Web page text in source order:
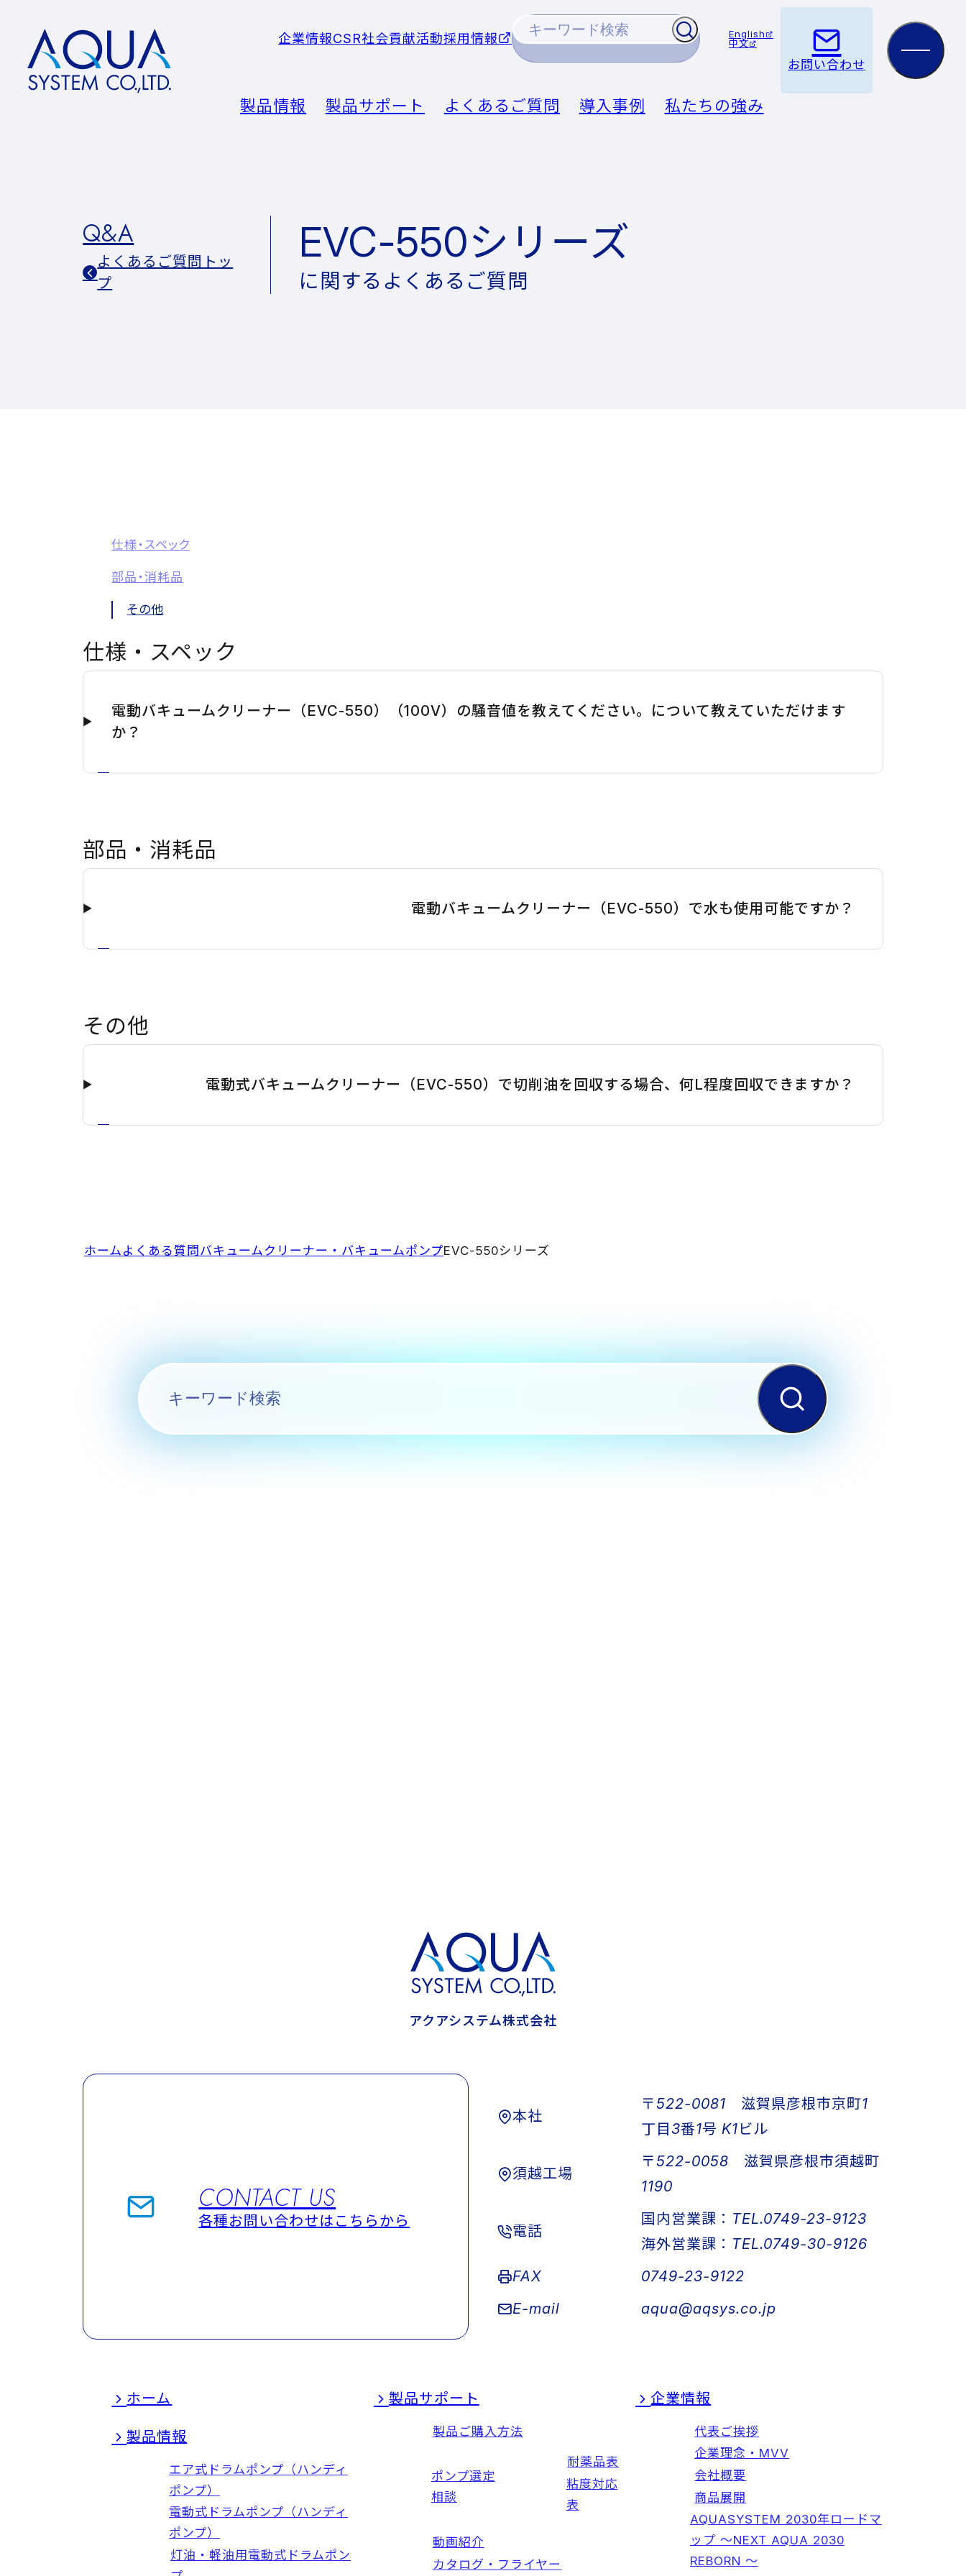
System
CO.LTD
企業情報CSR社会貢献活動採用情報
English
中文
製品情報 製品サポート よくあるご質問 導入事例 私たちの強み
お問い合わせ
Q&A
よくあるご質問トッ
プ
EVC-550シリーズ
に関するよくあるご質問
仕様・スペック
部品・消耗品
その他
仕様・スペック
電動バキュームクリーナー（EVC-550）（100V）の騒音値を教えてください。について教えていただけます
か？
部品・消耗品
電動バキュームクリーナー（EVC-550）で水も使用可能ですか？
その他
電動式バキュームクリーナー（EVC-550）で切削油を回収する場合、何L程度回収できますか？
ホーム よくある質問 バキュームクリーナー・バキュームポンプEVC-550シリーズ
アクアシステム株式会社
CONTACT US
各種お問い合わせはこちらから
本社
〒522-0081 滋賀県彦根市京町1
丁目3番1号 K1ビル
須越工場
〒522-0058 滋賀県彦根市須越町
1190
電話
国内営業課：TEL.0749-23-9123
海外営業課：TEL.0749-30-9126
FAX
0749-23-9122
E-mail
aqua@aqsys.co.jp
ホーム
製品情報
エア式ドラムポンプ（ハンディ
ポンプ）
電動式ドラムポンプ（ハンディ
ポンプ）
灯油・軽油用電動式ドラムポン
製品サポート
製品ご購入方法
ポンプ選定
相談
耐薬品表
粘度対応
表
動画紹介
カタログ・フライヤー
企業情報
代表ご挨拶
企業理念・MVV
会社概要
商品展開
AQUASYSTEM 2030年ロードマ
ップ ～NEXT AQUA 2030
REBORN ～